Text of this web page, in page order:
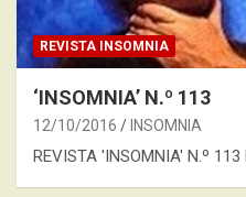
REVISTA INSOMNIA
‘INSOMNIA’ N.º 113
12/10/2016 INSOMNIA
REVISTA 'INSOMNIA' N.º